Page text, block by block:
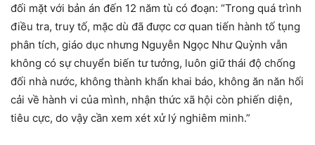
đối mặt với bản án đến 12 năm tù có đoạn: “Trong quá trình
điều tra, truy tố, mặc dù đã được cơ quan tiến hành tố tụng
phân tích, giáo dục nhưng Nguyễn Ngọc Như Quỳnh vẫn
không có sự chuyển biến tư tưởng, luôn giữ thái độ chống
đối nhà nước, không thành khẩn khai báo, không ăn năn hối
cải về hành vi của mình, nhận thức xã hội còn phiến diện,
tiêu cực, do vậy cần xem xét xử lý nghiêm minh.”